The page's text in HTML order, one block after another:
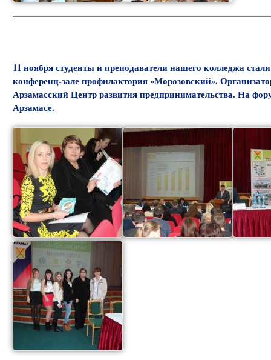
11 ноября студенты и преподаватели нашего колледжа
конференц-зале профилактория «Морозовский».
Арзамасский Центр развития предпринимательства. На
Арзамасе.